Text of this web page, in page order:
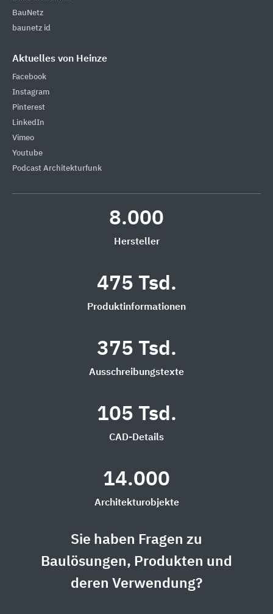
BauNetz
baunetz id
Aktuelles von Heinze
Facebook
Instagram
Pinterest
LinkedIn
Vimeo
Youtube
Podcast Architekturfunk
8.000
Hersteller
475 Tsd.
Produktinformationen
375 Tsd.
Ausschreibungstexte
105 Tsd.
CAD-Details
14.000
Architekturobjekte
Sie haben Fragen zu
Baulösungen, Produkten und
deren Verwendung?